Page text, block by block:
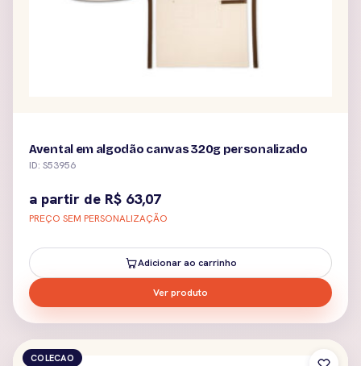
Avental em algodão canvas 320g personalizado
ID: S53956
a partir de R$ 63,07
PREÇO SEM PERSONALIZAÇÃO
Adicionar ao carrinho
Ver produto
COLECAO